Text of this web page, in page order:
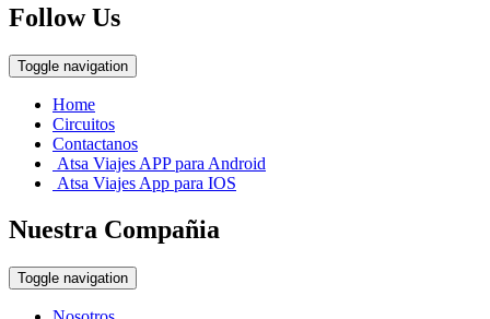
Follow Us
Toggle navigation
Home
Circuitos
Contactanos
Atsa Viajes APP para Android
Atsa Viajes App para IOS
Nuestra Compañia
Toggle navigation